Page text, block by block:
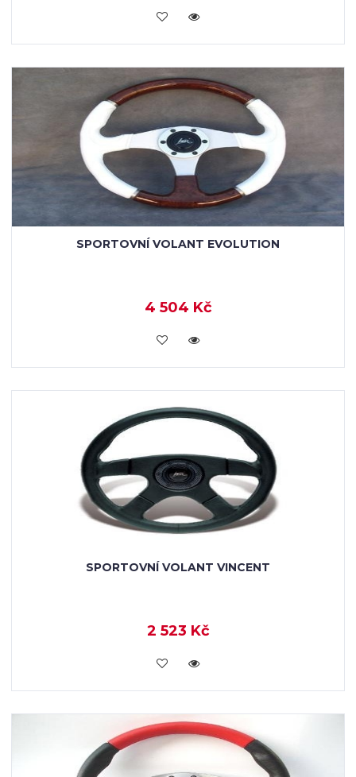
KOUPIT
SPORTOVNÍ VOLANT EVOLUTION
4 504 Kč
KOUPIT
SPORTOVNÍ VOLANT VINCENT
2 523 Kč
KOUPIT